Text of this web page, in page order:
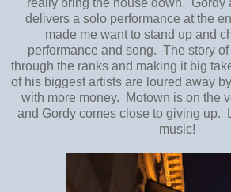
delivers a solo performance at the
made me want to stand up and
performance and song. The story
through the ranks and making it big
of his biggest artists are loured away
with more money. Motown is on the
and Gordy comes close to giving up.
music!